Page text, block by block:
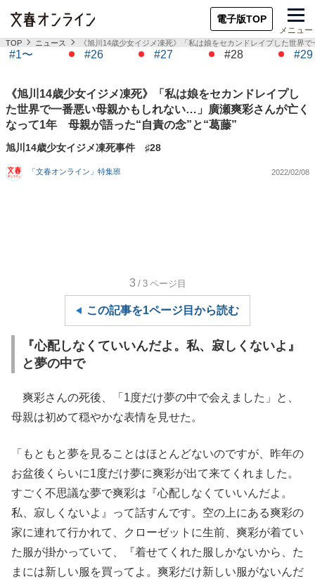
電子版TOP
メニュー
TOP ニュース 《旭川14歳少女イジメ凍死》「私は娘をセカンドレイプした世界
#1〜 #26 #27 #28 #29
《旭川14歳少女イジメ凍死》「私は娘をセカンドレイプし
た世界で一番悪い母親かもしれない…」廣瀬爽彩さんが亡く
なって1年 母親が語った“自責の念”と“葛藤”
旭川14歳少女イジメ凍死事件 ♯28
「文春オンライン」特集班 2022/02/08
3 /3 ページ目
この記事を1ページ目から読む
『心配しなくていいんだよ。私、寂しくないよ』
と夢の中で
爽彩さんの死後、「1度だけ夢の中で会えました」と、
母親は初めて穏やかな表情を見せた。
「もともと夢を見ることはほとんどないのですが、昨年の
お盆後くらいに1度だけ夢に爽彩が出て来てくれました。
すごく不思議な夢で爽彩は『心配しなくていいんだよ。
私、寂しくないよ』って話すんです。空の上にある爽彩の
家に連れて行かれて、クローゼットに生前、爽彩が着てい
た服が掛かっていて、『着せてくれた服しかないから、た
まには新しい服を買ってよ。爽彩だけ新しい服がないんだ